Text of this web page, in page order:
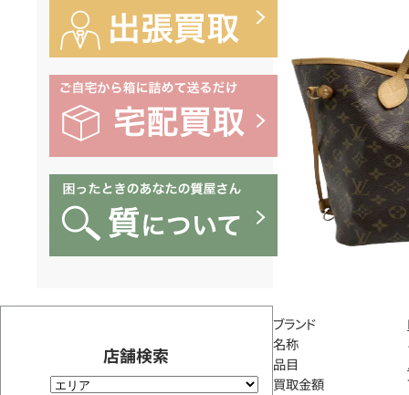
店舗検索
ブランド
名称
品目
買取金額